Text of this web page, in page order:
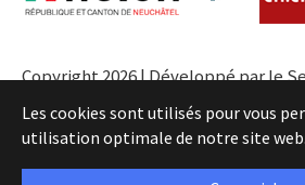
Les cookies sont utilisés pour vous
utilisation optimale de notre site web.
Copyright 2026 | Développé par le
de l'Entité neuchâteloise |